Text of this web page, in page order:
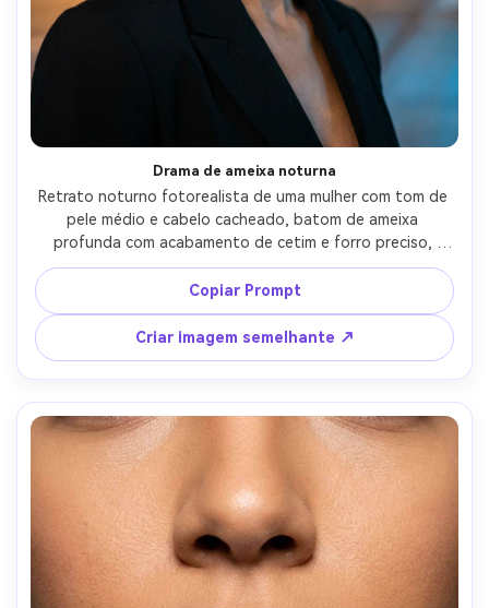
Drama de ameixa noturna
Retrato noturno fotorealista de uma mulher com tom de
pele médio e cabelo cacheado, batom de ameixa
profunda com acabamento de cetim e forro preciso,
olhos de bronze fumaçado, blazer preto, bokeh da noite
da cidade ao fundo, luz de rua quente misturada com
preenchimento fresco, tirado em Sony A7S III 85mm f/1.4,
enquadramento de close-up, contraste cinematográfico,
textura realista dos lábios-AR 4:5
Copiar Prompt
Criar imagem semelhante ↗